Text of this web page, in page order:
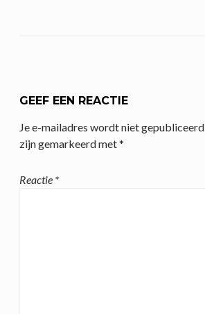
GEEF EEN REACTIE
Je e-mailadres wordt niet gepubliceerd.
zijn gemarkeerd met*
Reactie *